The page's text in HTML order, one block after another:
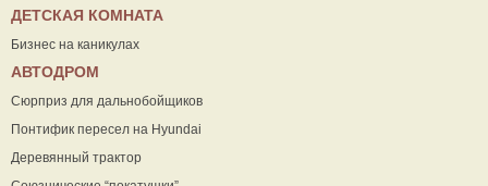
ДЕТСКАЯ КОМНАТА
Бизнес на каникулах
АВТОДРОМ
Сюрприз для дальнобойщиков
Понтифик пересел на Hyundai
Деревянный трактор